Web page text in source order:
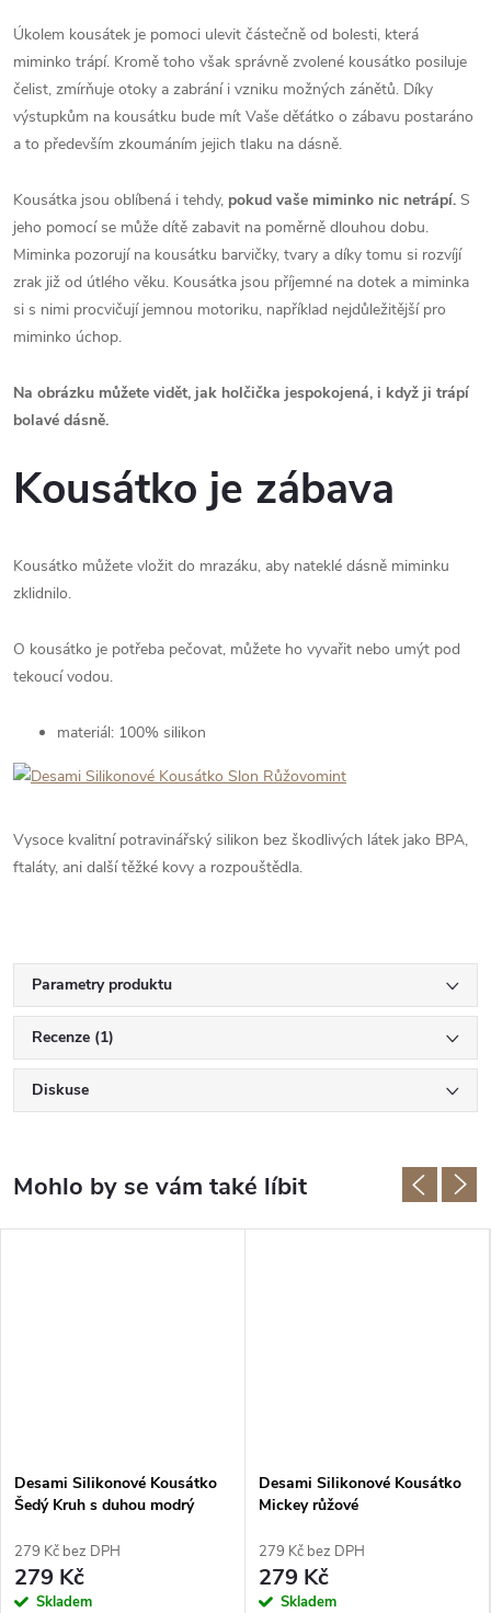
Úkolem kousátek je pomoci ulevit částečně od bolesti, která
miminko trápí. Kromě toho však správně zvolené kousátko posiluje
čelist, zmírňuje otoky a zabrání i vzniku možných zánětů. Díky
výstupkům na kousátku bude mít Vaše děťátko o zábavu postaráno
a to především zkoumáním jejich tlaku na dásně.
Kousátka jsou oblíbená i tehdy, pokud vaše miminko nic netrápí. S
jeho pomocí se může dítě zabavit na poměrně dlouhou dobu.
Miminka pozorují na kousátku barvičky, tvary a díky tomu si rozvíjí
zrak již od útlého věku. Kousátka jsou příjemné na dotek a miminka
si s nimi procvičují jemnou motoriku, například nejdůležitější pro
miminko úchop.
Na obrázku můžete vidět, jak holčička jespokojená, i když ji trápí
bolavé dásně.
Kousátko je zábava
Kousátko můžete vložit do mrazáku, aby nateklé dásně miminku
zklidnilo.
O kousátko je potřeba pečovat, můžete ho vyvařit nebo umýt pod
tekoucí vodou.
materiál: 100% silikon
Vysoce kvalitní potravinářský silikon bez škodlivých látek jako BPA,
ftaláty, ani další těžké kovy a rozpouštědla.
Parametry produktu
Recenze (1)
Diskuse
Desami Silikonové Kousátko
Šedý Kruh s duhou modrý
279 Kč bez DPH
279 Kč
Skladem
Desami Silikonové Kousátko
Mickey růžové
279 Kč bez DPH
279 Kč
Skladem